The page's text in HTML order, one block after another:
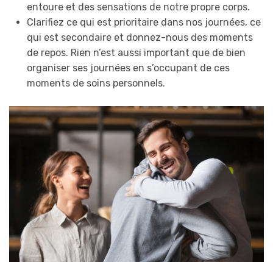
entoure et des sensations de notre propre corps.
Clarifiez ce qui est prioritaire dans nos journées, ce
qui est secondaire et donnez-nous des moments
de repos. Rien n’est aussi important que de bien
organiser ses journées en s’occupant de ces
moments de soins personnels.